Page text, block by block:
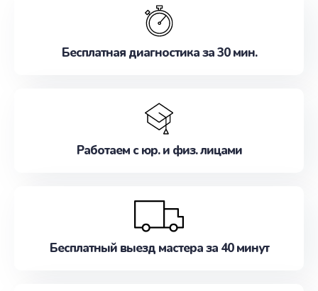
наилучшим образом. Не медлите записаться на
Бесплатная диагностика за 30 мин.
Работаем с юр. и физ. лицами
Бесплатный выезд мастера за 40 минут